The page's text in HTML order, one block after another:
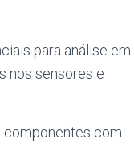
para análise em
nos sensores e
componentes com